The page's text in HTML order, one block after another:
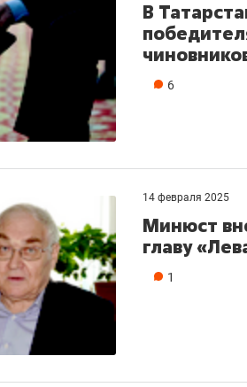
В
6
14 февраля 2025
Минюст
главу
1